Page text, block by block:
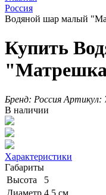
Россия
Водяной шар малый
Купить
Бренд: Россия Артикул:
В наличии
Характеристики
Габариты
Высота
5
Диаметр 4.5 см